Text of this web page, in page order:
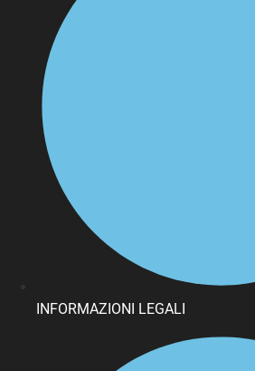
INFORMAZIONI LEGALI